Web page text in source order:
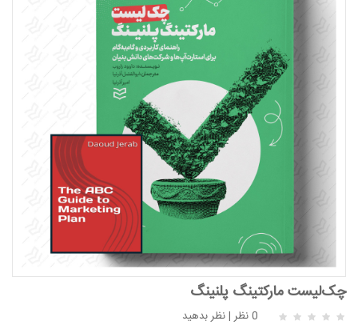
چک‌لیست مارکتینگ پلنینگ
0 نظر |نظر بدهید